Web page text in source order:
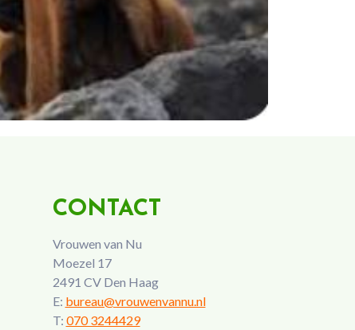
CONTACT
Vrouwen van Nu
Moezel 17
2491 CV Den Haag
E: bureau@vrouwenvannu.nl
T: 070 3244429